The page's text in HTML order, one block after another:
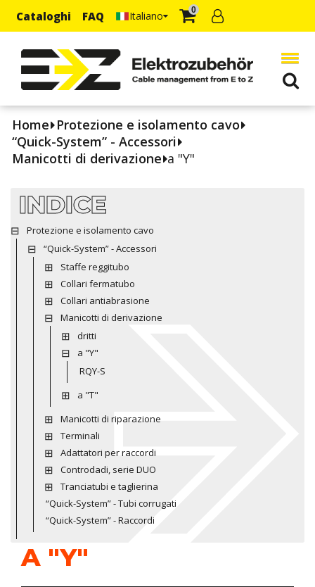
Cataloghi FAQ Italiano 0
Home Protezione e isolamento cavo
“Quick-System” - Accessori
Manicotti di derivazione a "Y"
INDICE
Protezione e isolamento cavo
“Quick-System” - Accessori
Staffe reggitubo
Collari fermatubo
Collari antiabrasione
Manicotti di derivazione
dritti
a "Y"
RQY-S
a "T"
Manicotti di riparazione
Terminali
Adattatori per raccordi
Controdadi, serie DUO
Tranciatubi e taglierina
“Quick-System” - Tubi corrugati
“Quick-System” - Raccordi
A "Y"